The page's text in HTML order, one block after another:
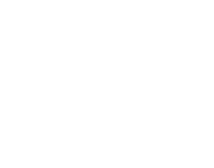
et afficher une
de secondes !